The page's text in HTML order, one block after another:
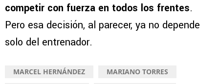
competir con fuerza en todos los frentes.
Pero esa decisión, al parecer, ya no depende
solo del entrenador.
MARCEL HERNÁNDEZ
MARIANO TORRES